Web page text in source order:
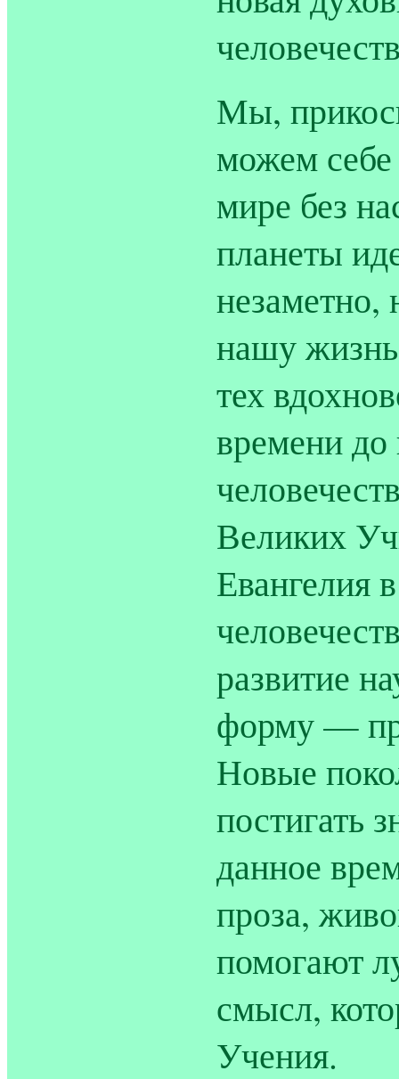
Мы,
можем
мире без
планеты
незаметно,
нашу
тех
времени
Великих
Евангелия
развитие
форму —
Новые
постигать
данное
проза,
помогают
смысл,
Учения.